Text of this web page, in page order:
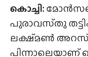
കൊച്ചി:
പുരാവസ്‌തു
ലക്ഷ്‌മൺ
പിന്നാലെയാണ്